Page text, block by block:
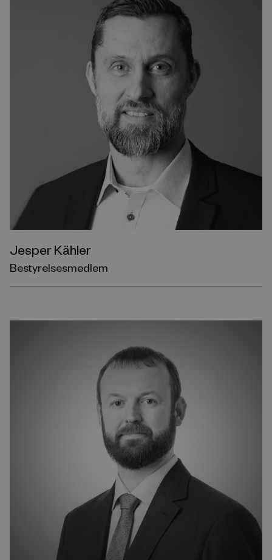
Jesper Kähler
Bestyrelsesmedlem